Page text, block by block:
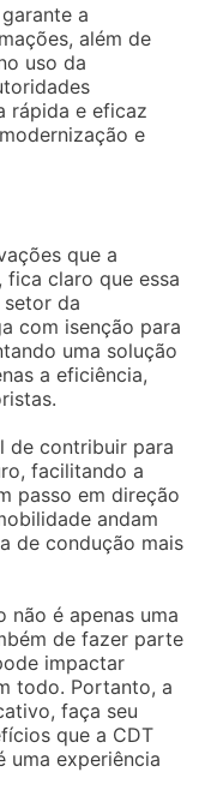
a
além de
uso da
rápida e eficaz
e
que a
claro que essa
da
com isenção para
uma solução
a eficiência,
de contribuir para
facilitando a
passo em direção
andam
de condução mais
não é apenas uma
de fazer parte
impactar
todo. Portanto, a
faça seu
que a CDT
uma experiência